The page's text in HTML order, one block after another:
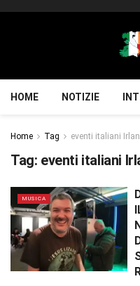
HOME NOTIZIE
Home Tag eventi italiani
Tag: eventi italiani
MUSICA